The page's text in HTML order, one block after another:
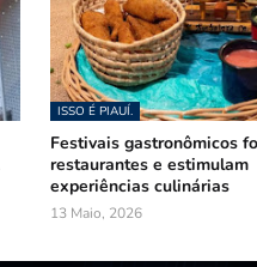
ISSO É PIAUÍ.
Festivais gastronômicos
restaurantes e estimulam
experiências culinárias
13 Maio, 2026